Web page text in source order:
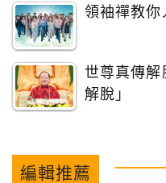
領袖禪教你
世尊真傳解
解脫」
編輯推薦